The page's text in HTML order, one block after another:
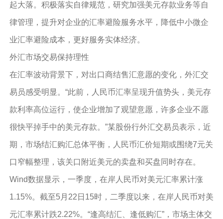
起大落。积极落实自律规范，研究加强美元存款业务等自
律管理，提升对企业的汇率避险服务水平，降低中小微企
业汇率避险成本，更好服务实体经济。
外汇市场交易保持理性
在汇率波动背景下，对出口商结售汇意愿的变化，外汇交
易员感受明显。“此前，人民币汇率呈现升值势头，美元存
款利率高位运行，使企业增加了观望意愿，许多企业不愿
很快平掉手中的美元存款。”某股份行外汇交易员表示，近
期，市场结汇购汇总体平衡，人民币汇价短期或围绕7元关
口窄幅整理，该关口附近美元的卖盘和买盘同时存在。
Wind数据显示，一季度，在岸人民币对美元汇率累计涨
1.15%。截至5月22日15时，二季度以来，在岸人民币对美
元汇率累计跌2.22%。“逢高结汇、逢低购汇”，市场主体交